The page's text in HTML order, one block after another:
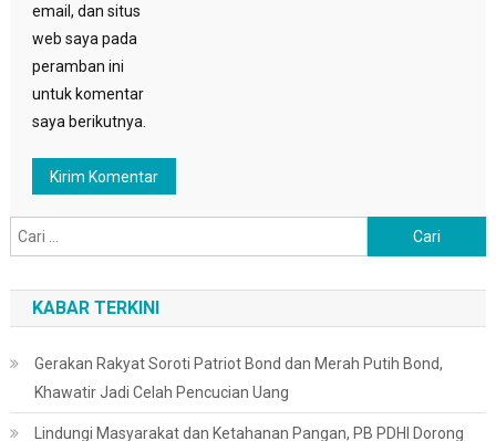
email, dan situs
web saya pada
peramban ini
untuk komentar
saya berikutnya.
untuk:
KABAR TERKINI
Gerakan Rakyat Soroti Patriot Bond dan Merah Putih Bond,
Khawatir Jadi Celah Pencucian Uang
Lindungi Masyarakat dan Ketahanan Pangan, PB PDHI Dorong